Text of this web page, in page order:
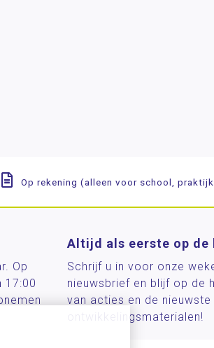
Op rekening (alleen voor school,
Op
17:00
Altijd als eerste op de
Schrijf u in voor onze
nieuwsbrief en blijf op de
van acties en de nieuwste
ontwikkelingsmaterialen!